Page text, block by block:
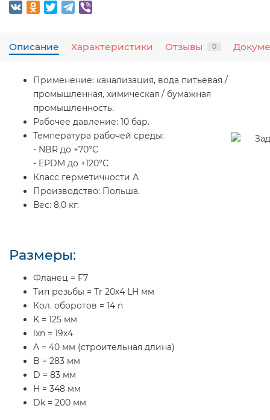
Описание Характеристики Отзывы 0
Применение: канализация, вода питьевая /
промышленная, химическая / бумажная
промышленность.
Рабочее давление: 10 бар.
Температура рабочей среды:
- NBR до +70°С
- EPDM до +120°С
Класс герметичности А
Производство: Польша.
Вес: 8,0 кг.
Размеры:
Фланец = F7
Тип резьбы = Tr 20x4 LH мм
Кол. оборотов = 14 n
K = 125 мм
lxn = 19х4
A = 40 мм (строительная длина)
B = 283 мм
D = 83 мм
H = 348 мм
Dk = 200 мм